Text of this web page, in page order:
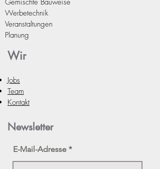
Präsentieren Sie Ihre Werbematerialie
n professionell und ansprechend mit
unserem praktischen Prospektständer!
Werbetechnik
Veranstaltungen
Planung
Wir
Jobs
Team
Kontakt
Newsletter
E-Mail-Adresse